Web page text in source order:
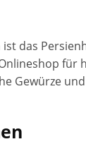
ist das
für
Gewürze